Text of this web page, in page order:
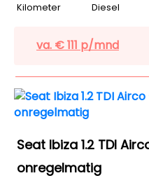
Kilometer
Diesel
va. €111 p/mnd
Seat Ibiza 1.2 TDI
onregelmatig